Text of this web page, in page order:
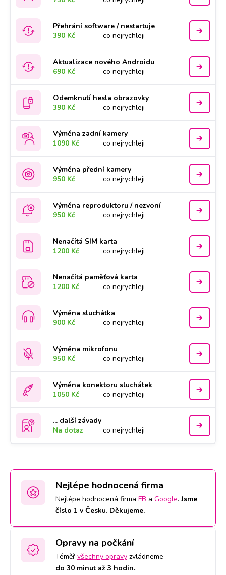
Přehrání software / nestartuje
390 Kč
co nejrychleji
Aktualizace nového Androidu
690 Kč
co nejrychleji
Odemknutí hesla obrazovky
390 Kč
co nejrychleji
Výměna zadní kamery
1090 Kč
co nejrychleji
Výměna přední kamery
950 Kč
co nejrychleji
Výměna reproduktoru / nezvoní
950 Kč
co nejrychleji
Nenačítá SIM karta
1200 Kč
co nejrychleji
Nenačítá paměťová karta
1200 Kč
co nejrychleji
Výměna sluchátka
900 Kč
co nejrychleji
Výměna mikrofonu
950 Kč
co nejrychleji
Výměna konektoru sluchátek
1050 Kč
co nejrychleji
... další závady
Na dotaz
co nejrychleji
Nejlépe hodnocená firma
Nejlépe hodnocená firma FB a Google.Jsme
číslo 1 v Česku. Děkujeme.
Opravy na počkání
Téměř všechny opravy zvládneme
do 30 minut až 3 hodin..